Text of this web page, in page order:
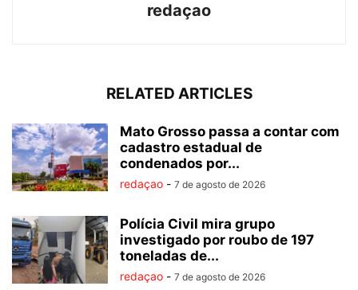
redaçao
RELATED ARTICLES
Mato Grosso passa a contar com
cadastro estadual de
condenados por...
redaçao - 7 de agosto de 2026
Polícia Civil mira grupo
investigado por roubo de 197
toneladas de...
redaçao - 7 de agosto de 2026